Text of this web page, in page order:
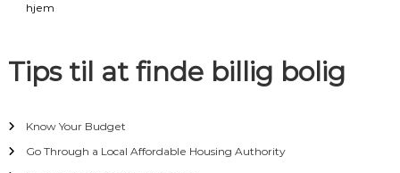
o
hjem
Tips til at finde billig bolig
Know Your Budget
Go Through a Local Affordable Housing Authority